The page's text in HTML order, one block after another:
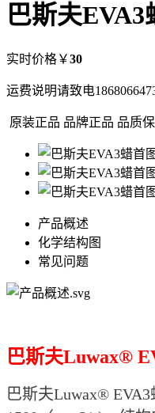
巴斯夫EVA3
实时价格￥30
运费说明请致电
原装正品 品牌正品 品质
产品概述
化学结构图
常见问题
巴斯夫Luwax®
巴斯夫Luwax®